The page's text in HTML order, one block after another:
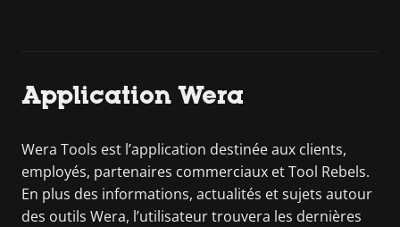
Application Wera
Wera Tools est l’application destinée aux clients,
employés, partenaires commerciaux et Tool Rebels.
En plus des informations, actualités et sujets autour
des outils Wera, l’utilisateur trouvera les dernières